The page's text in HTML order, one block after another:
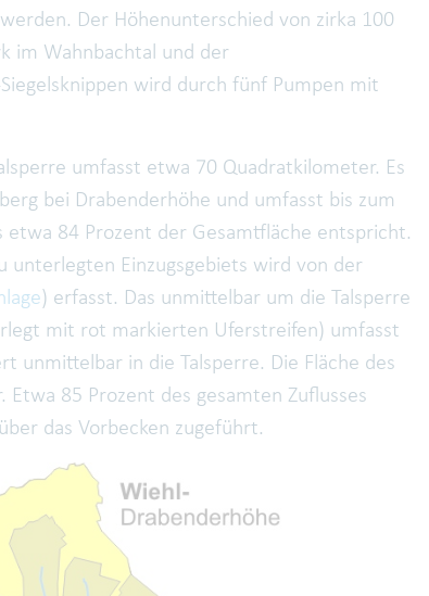
Der Höhenunterschied von zirka 100
im Wahnbachtal und der
wird durch fünf Pumpen mit
umfasst etwa 70 Quadratkilometer. Es
bei Drabenderhöhe und umfasst bis zum
84 Prozent der Gesamtfläche entspricht.
unterlegten Einzugsgebiets wird von der
) erfasst. Das unmittelbar um die Talsperre
mit rot markierten Uferstreifen) umfasst
unmittelbar in die Talsperre. Die Fläche des
85 Prozent des gesamten Zuflusses
das Vorbecken zugeführt.